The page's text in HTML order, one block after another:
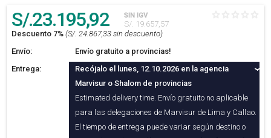
S/.23.195,92 SIN IGV
S/. 19.657,57
Descuento 7% (S/. 24.867,33 sin descuento)
Envío:
Envío gratuito a provincias!
Entrega:
Recójalo el lunes, 12.10.2026 en la agencia
Marvisur o Shalom de provincias
Estimated delivery time. Envío gratuito no aplicable
para las delegaciones de Marvisur de Lima y Callao.
El tiempo de entrega puede variar según destino o